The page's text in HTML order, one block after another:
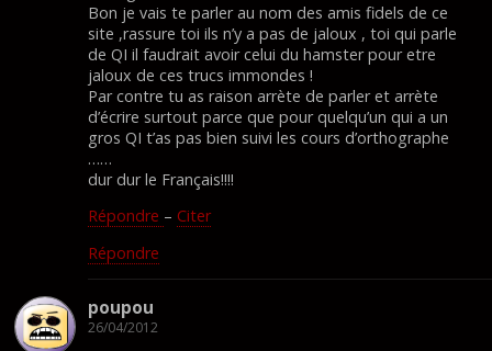
Bon je vais te parler au nom des amis fidels de ce
site ,rassure toi ils n’y a pas de jaloux , toi qui parle
de QI il faudrait avoir celui du hamster pour etre
jaloux de ces trucs immondes !
Par contre tu as raison arrète de parler et arrète
d’écrire surtout parce que pour quelqu’un qui a un
gros QI t’as pas bien suivi les cours d’orthographe
……
dur dur le Français!!!!
Répondre – Citer
Répondre
poupou
26/04/2012